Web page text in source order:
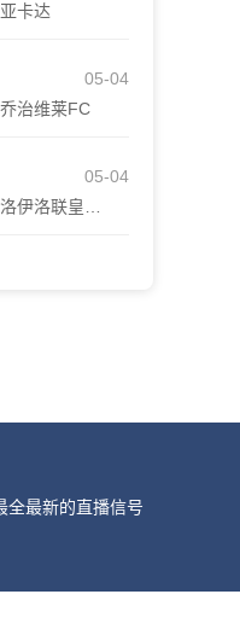
卡达
05-04
治维莱FC
05-04
全最新的直播信号